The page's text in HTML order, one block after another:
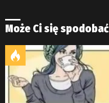
Może Ci się spodobać